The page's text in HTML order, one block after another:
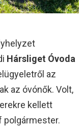
Hársliget Óvoda
az
az óvónők. Volt,
kellett
polgármester.